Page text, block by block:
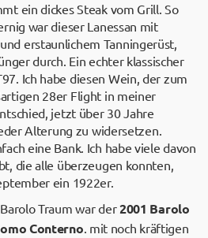
ein dickes Steak vom Grill. So
war dieser Lanessan mit
erstaunlichem Tanningerüst,
durch. Ein echter klassischer
Ich habe diesen Wein, der zum
28er Flight in meiner
jetzt über 30 Jahre
Alterung zu widersetzen.
eine Bank. Ich habe viele davon
die alle überzeugen konnten,
ein 1922er.
Traum war der2001 Barolo
Conterno. mit noch kräftigen